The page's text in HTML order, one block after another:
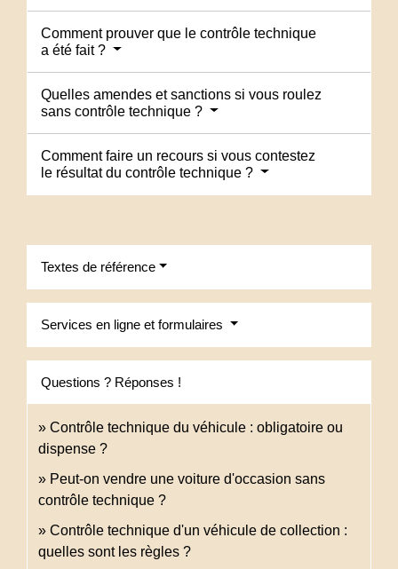
Comment prouver que le contrôle technique
a été fait ?
Quelles amendes et sanctions si vous roulez
sans contrôle technique ?
Comment faire un recours si vous contestez
le résultat du contrôle technique ?
Textes de référence
Services en ligne et formulaires
Questions ? Réponses !
Contrôle technique du véhicule : obligatoire ou
dispense ?
Peut-on vendre une voiture d'occasion sans
contrôle technique ?
Contrôle technique d'un véhicule de collection :
quelles sont les règles ?